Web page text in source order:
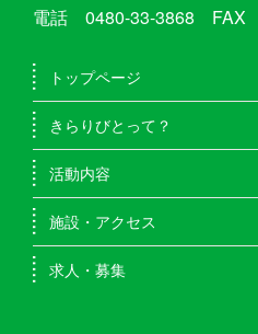
電話 0480-33-3868 FAX
トップページ
きらりびとって？
活動内容
施設・アクセス
求人・募集